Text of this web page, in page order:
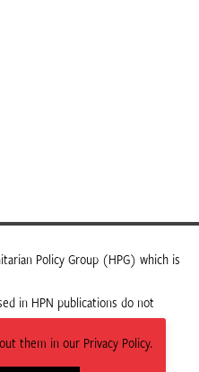
them in our Privacy Policy.
Policy Group (HPG) which is
in HPN publications do not
of HPG or ODI Global.